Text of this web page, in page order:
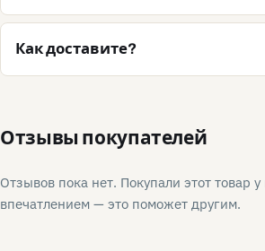
Как доставите?
Отзывы покупателей
Отзывов пока нет. Покупали этот товар
впечатлением — это поможет другим.